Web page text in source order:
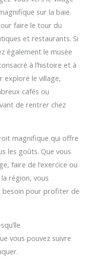
sur la baie.
faire le tour du
et restaurants. Si
également le musée
à l’histoire et à
exploré le village,
cafés ou
de rentrer chez
magnifique qui offre
les goûts. Que vous
faire de l’exercice ou
région, vous
besoin pour profiter de
vous pouvez suivre